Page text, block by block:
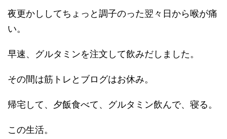
夜更かししてちょっと調子のった翌々日から喉が痛
い。
早速、グルタミンを注文して飲みだしました。
その間は筋トレとブログはお休み。
帰宅して、夕飯食べて、グルタミン飲んで、寝る。
この生活。